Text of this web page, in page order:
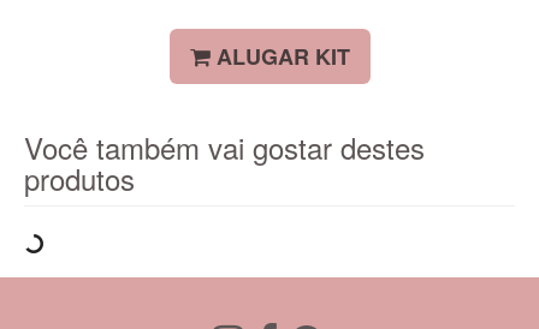
ALUGAR KIT
Você também vai gostar destes
produtos